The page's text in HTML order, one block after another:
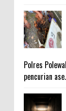
Polres
pencurian